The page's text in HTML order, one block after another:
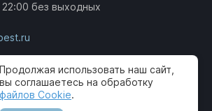
без выходных
Все права защищены
Продолжая использовать наш сайт,
вы соглашаетесь на обработку
файлов Cookie.